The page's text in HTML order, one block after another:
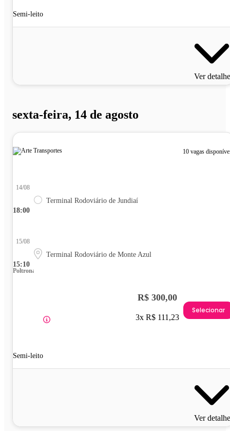
Semi-leito
Ver
sexta-feira, 14 de agosto
10 vagas
18:00
14/08
Terminal Rodoviário de Jundiaí
15:10
15/08
Terminal Rodoviário de Monte Azul
Poltrona
Semi-leito
R$ 300,00
3x R$ 111,23
Selecionar
Ver